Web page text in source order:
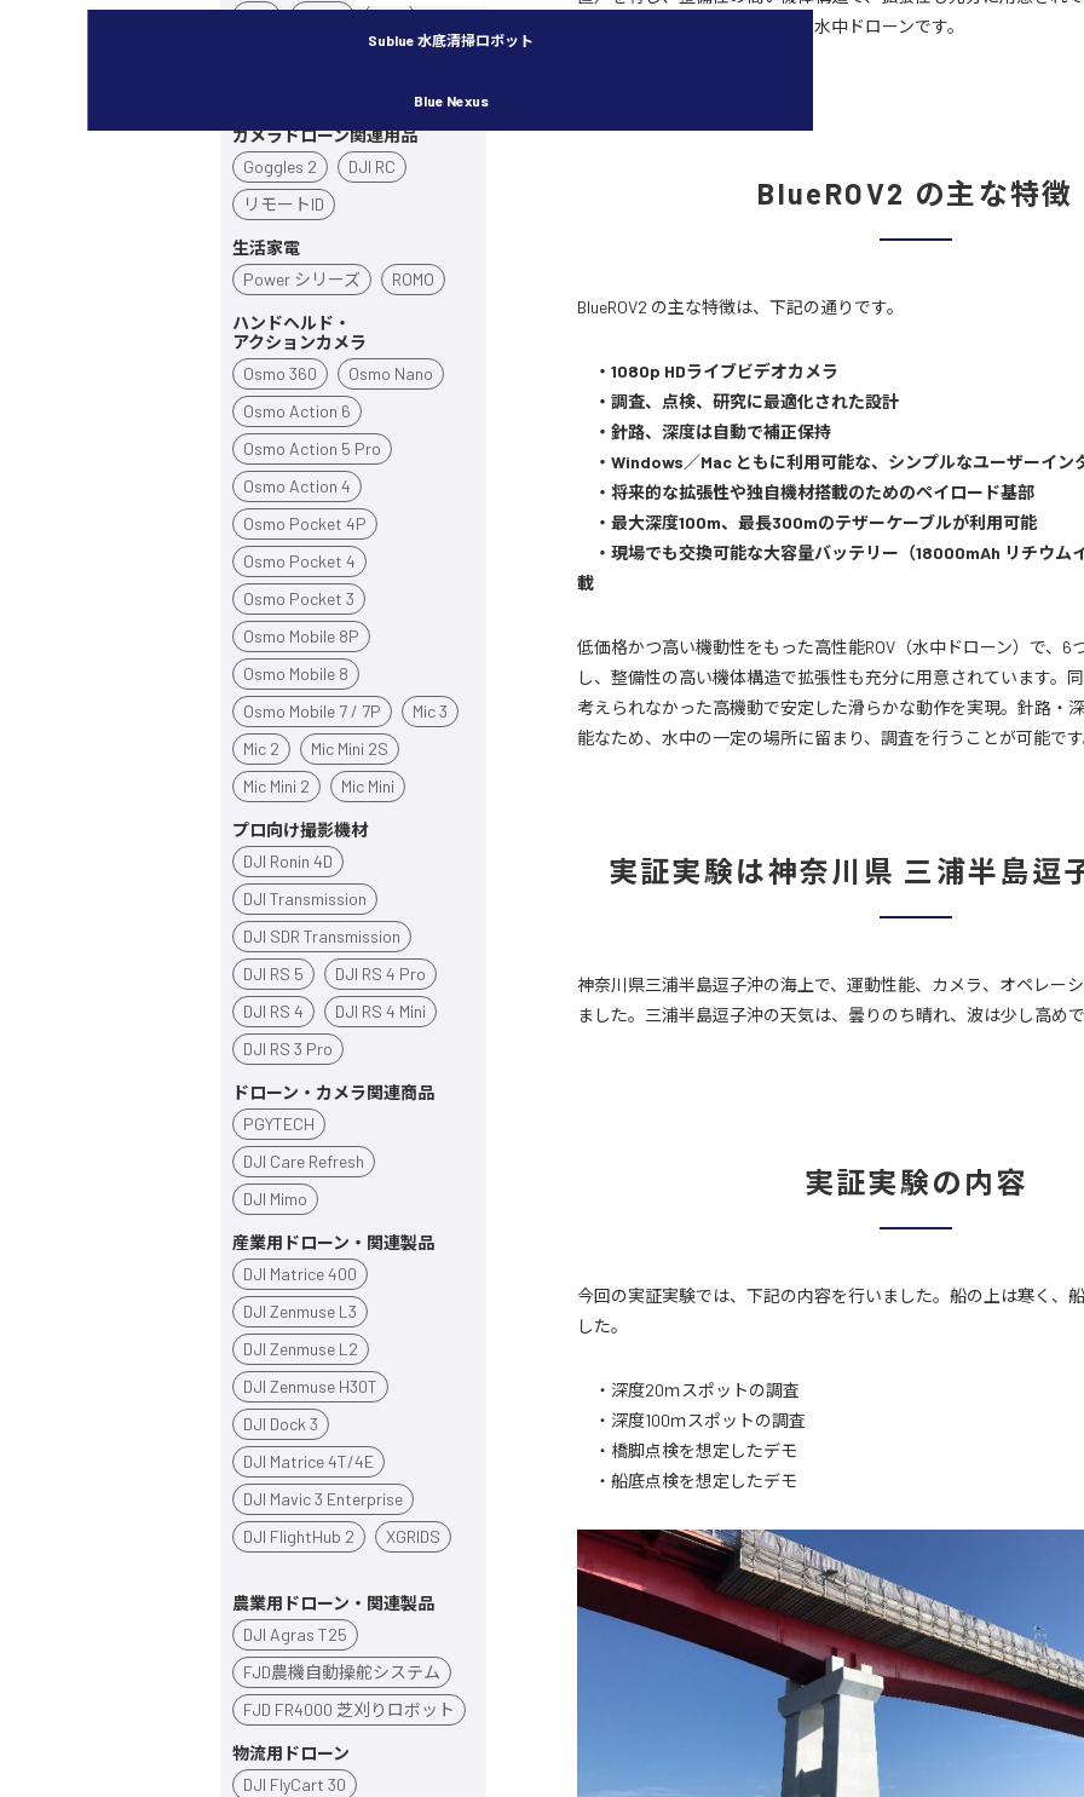
Sublue 水底清掃ロボット
Blue Nexus
Flip
Neo 2
Neo
カメラドローン関連用品
Goggles 2
DJI RC
リモートID
生活家電
Power シリーズ
ROMO
ハンドヘルド・
アクションカメラ
Osmo 360
Osmo Nano
Osmo Action 6
Osmo Action 5 Pro
Osmo Action 4
Osmo Pocket 4P
Osmo Pocket 4
Osmo Pocket 3
Osmo Mobile 8P
Osmo Mobile 8
Osmo Mobile 7 / 7P
Mic 3
Mic 2
Mic Mini 2S
Mic Mini 2
Mic Mini
プロ向け撮影機材
DJI Ronin 4D
DJI Transmission
DJI SDR Transmission
DJI RS 5
DJI RS 4 Pro
DJI RS 4
DJI RS 4 Mini
DJI RS 3 Pro
ドローン・カメラ関連商品
PGYTECH
DJI Care Refresh
DJI Mimo
産業用ドローン・関連製品
DJI Matrice 400
DJI Zenmuse L3
DJI Zenmuse L2
DJI Zenmuse H30T
DJI Dock 3
DJI Matrice 4T/4E
DJI Mavic 3 Enterprise
DJI FlightHub 2
XGRIDS
農業用ドローン・関連製品
DJI Agras T25
FJD農機自動操舵システム
FJD FR4000 芝刈りロボット
物流用ドローン
DJI FlyCart 30
もちろん、研究活動にも最適な水中ドローンです。
BlueROV2 の主な特徴
BlueROV2 の主な特徴は、下記の通りです。
・1080p HDライブビデオカメラ
・調査、点検、研究に最適化された設計
・針路、深度は自動で補正保持
・Windows／Mac ともに利用可能な、シンプルなユーザーイン
・将来的な拡張性や独自機材搭載のためのペイロード基部
・最大深度100m、最長300mのテザーケーブルが利用可能
・現場でも交換可能な大容量バッテリー（18000mAh リチウム
載
低価格かつ高い機動性をもった高性能ROV（水中ドローン）で、6
し、整備性の高い機体構造で拡張性も充分に用意されています。
考えられなかった高機動で安定した滑らかな動作を実現。針路・
能なため、水中の一定の場所に留まり、調査を行うことが可能です
実証実験は神奈川県 三浦半島逗
神奈川県三浦半島逗子沖の海上で、運動性能、カメラ、オペレー
ました。三浦半島逗子沖の天気は、曇りのち晴れ、波は少し高めで
実証実験の内容
今回の実証実験では、下記の内容を行いました。船の上は寒く、
した。
・深度20ｍスポットの調査
・深度100ｍスポットの調査
・橋脚点検を想定したデモ
・船底点検を想定したデモ